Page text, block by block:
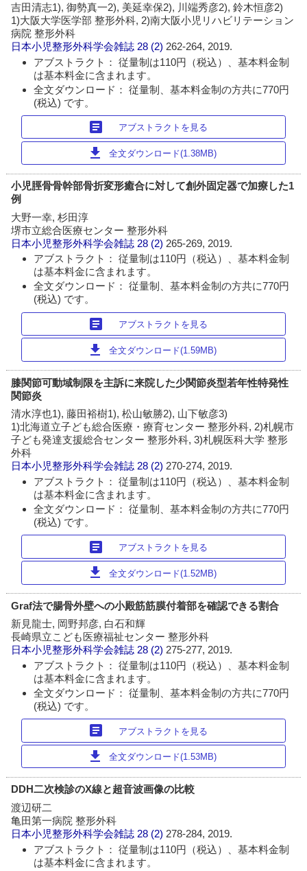
吉田清志1), 御勢真一2), 美延幸保2), 川端秀彦2), 鈴木恒彦2)
1)大阪大学医学部 整形外科, 2)南大阪小児リハビリテーション
病院 整形外科
日本小児整形外科学会雑誌 28 (2) 262-264, 2019.
アブストラクト： 従量制は110円（税込）、基本料金制
は基本料金に含まれます。
全文ダウンロード： 従量制、基本料金制の方共に770円
(税込) です。
article アブストラクトを見る
download 全文ダウンロード(1.38MB)
小児脛骨骨幹部骨折変形癒合に対して創外固定器で加療した1
例
大野一幸, 杉田淳
堺市立総合医療センター 整形外科
日本小児整形外科学会雑誌 28 (2) 265-269, 2019.
アブストラクト： 従量制は110円（税込）、基本料金制
は基本料金に含まれます。
全文ダウンロード： 従量制、基本料金制の方共に770円
(税込) です。
article アブストラクトを見る
download 全文ダウンロード(1.59MB)
膝関節可動域制限を主訴に来院した少関節炎型若年性特発性
関節炎
清水淳也1), 藤田裕樹1), 松山敏勝2), 山下敏彦3)
1)北海道立子ども総合医療・療育センター 整形外科, 2)札幌市
子ども発達支援総合センター 整形外科, 3)札幌医科大学 整形
外科
日本小児整形外科学会雑誌 28 (2)270-274, 2019.
アブストラクト： 従量制は110円（税込）、基本料金制
は基本料金に含まれます。
全文ダウンロード： 従量制、基本料金制の方共に770円
(税込) です。
article アブストラクトを見る
download 全文ダウンロード(1.52MB)
Graf法で腸骨外壁への小殿筋筋膜付着部を確認できる割合
新見龍士, 岡野邦彦, 白石和輝
長崎県立こども医療福祉センター 整形外科
日本小児整形外科学会雑誌 28 (2) 275-277, 2019.
アブストラクト： 従量制は110円（税込）、基本料金制
は基本料金に含まれます。
全文ダウンロード： 従量制、基本料金制の方共に770円
(税込) です。
article アブストラクトを見る
download 全文ダウンロード(1.53MB)
DDH二次検診のX線と超音波画像の比較
渡辺研二
亀田第一病院 整形外科
日本小児整形外科学会雑誌 28 (2) 278-284, 2019.
アブストラクト： 従量制は110円（税込）、基本料金制
は基本料金に含まれます。